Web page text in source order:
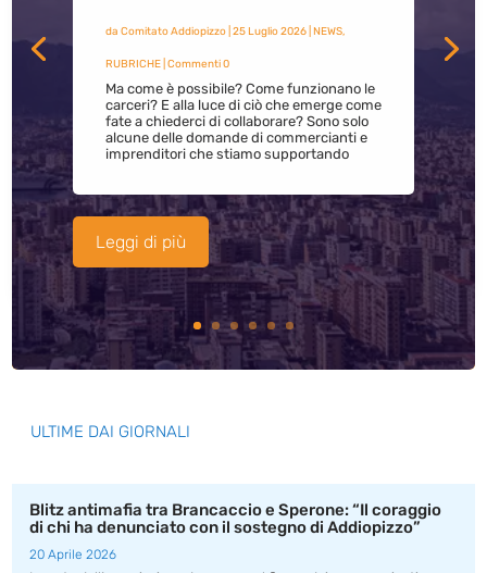
da Comitato Addiopizzo| 25 Luglio 2026| NEWS,
RUBRICHE| Commenti 0
Ma come è possibile? Come funzionano le
carceri? E alla luce di ciò che emerge come
fate a chiederci di collaborare? Sono solo
alcune delle domande di commercianti e
imprenditori che stiamo supportando
Leggi di più
ULTIME DAI GIORNALI
Blitz antimafia tra Brancaccio e Sperone: “Il coraggio
di chi ha denunciato con il sostegno di Addiopizzo”
20 Aprile 2026